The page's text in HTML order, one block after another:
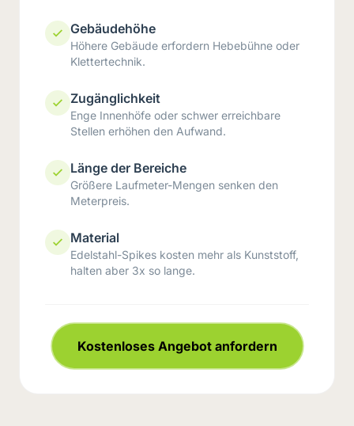
Gebäudehöhe
Höhere Gebäude erfordern Hebebühne oder
Klettertechnik.
Zugänglichkeit
Enge Innenhöfe oder schwer erreichbare
Stellen erhöhen den Aufwand.
Länge der Bereiche
Größere Laufmeter-Mengen senken den
Meterpreis.
Material
Edelstahl-Spikes kosten mehr als Kunststoff,
halten aber 3x so lange.
Kostenloses Angebot anfordern